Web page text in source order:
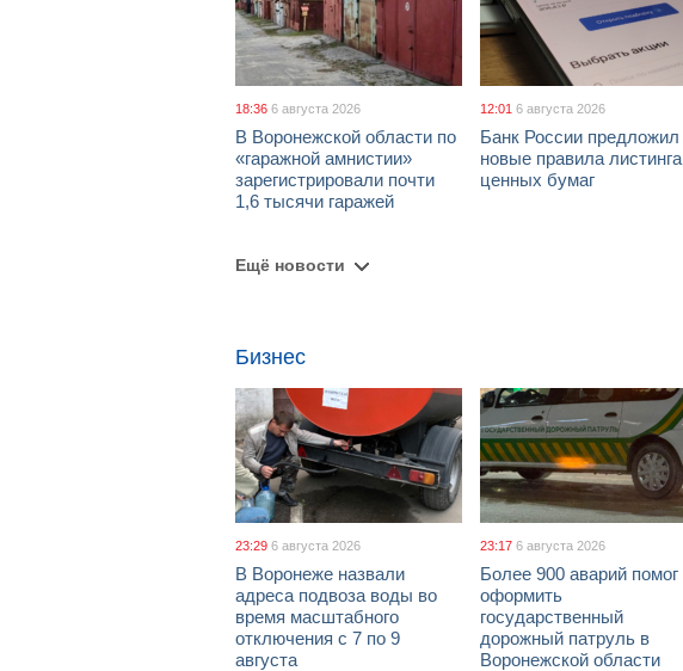
18:36 6 августа 2026
В Воронежской области по
«гаражной амнистии»
зарегистрировали почти
1,6 тысячи гаражей
12:01 6 августа 2026
Банк России предложил
новые правила листинга
ценных бумаг
Ещё новости
Бизнес
23:29 6 августа 2026
В Воронеже назвали
адреса подвоза воды во
время масштабного
отключения с 7 по 9
августа
23:17 6 августа 2026
Более 900 аварий помог
оформить
государственный
дорожный патруль в
Воронежской области